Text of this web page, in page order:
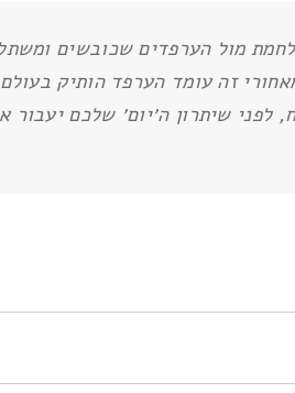
מול הערפדים שכובשים
זה עומד הערפד הותיק
שיתרון ה׳יום׳ שלכם יעבור